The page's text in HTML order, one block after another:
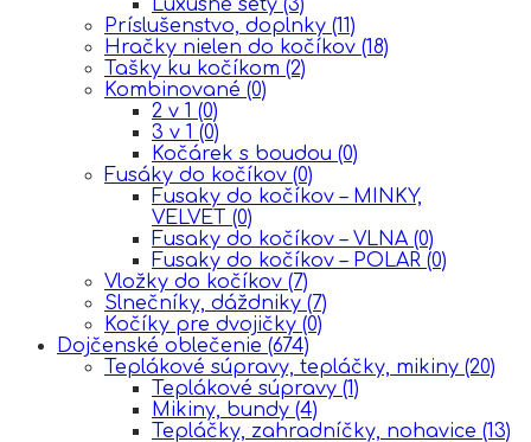
Príslušenstvo, doplnky (11)
Hračky nielen do kočíkov (18)
Tašky ku kočíkom (2)
Kombinované (0)
2 v 1 (0)
3 v 1 (0)
Kočárek s boudou (0)
Fusáky do kočíkov (0)
Fusaky do kočíkov – MINKY,
VELVET (0)
Fusaky do kočíkov – VLNA (0)
Fusaky do kočíkov – POLAR (0)
Vložky do kočíkov (7)
Slnečníky, dáždniky (7)
Kočíky pre dvojičky (0)
Dojčenské oblečenie (674)
Teplákové súpravy, tepláčky, mikiny (20)
Teplákové súpravy (1)
Mikiny, bundy (4)
Tepláčky, zahradníčky, nohavice (13)